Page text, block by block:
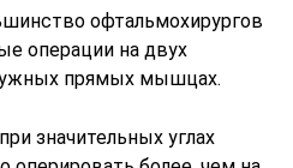
офтальмохирургов
операции на двух
прямых мышцах.
значительных углах